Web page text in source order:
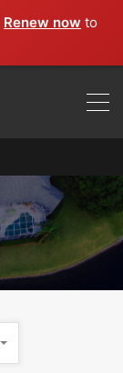
Renew now to